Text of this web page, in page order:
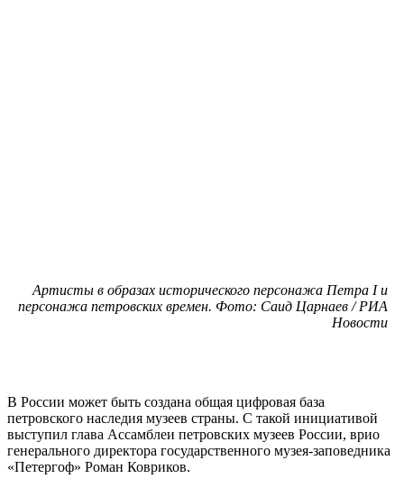
Артисты в образах исторического персонажа Петра I и
персонажа петровских времен. Фото: Саид Царнаев / РИА
Новости
В России может быть создана общая цифровая база
петровского наследия музеев страны. С такой инициативой
выступил глава Ассамблеи петровских музеев России, врио
генерального директора государственного музея-заповедника
«Петергоф» Роман Ковриков.